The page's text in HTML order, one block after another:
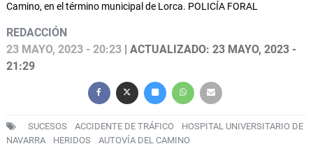
Camino, en el término municipal de Lorca. POLICÍA FORAL
REDACCIÓN
23 MAYO, 2023 - 20:23 | ACTUALIZADO: 23 MAYO, 2023 -
21:29
SUCESOS ACCIDENTE DE TRÁFICO
HOSPITAL UNIVERSITARIO DE
NAVARRA
HERIDOS AUTOVÍA DEL CAMINO